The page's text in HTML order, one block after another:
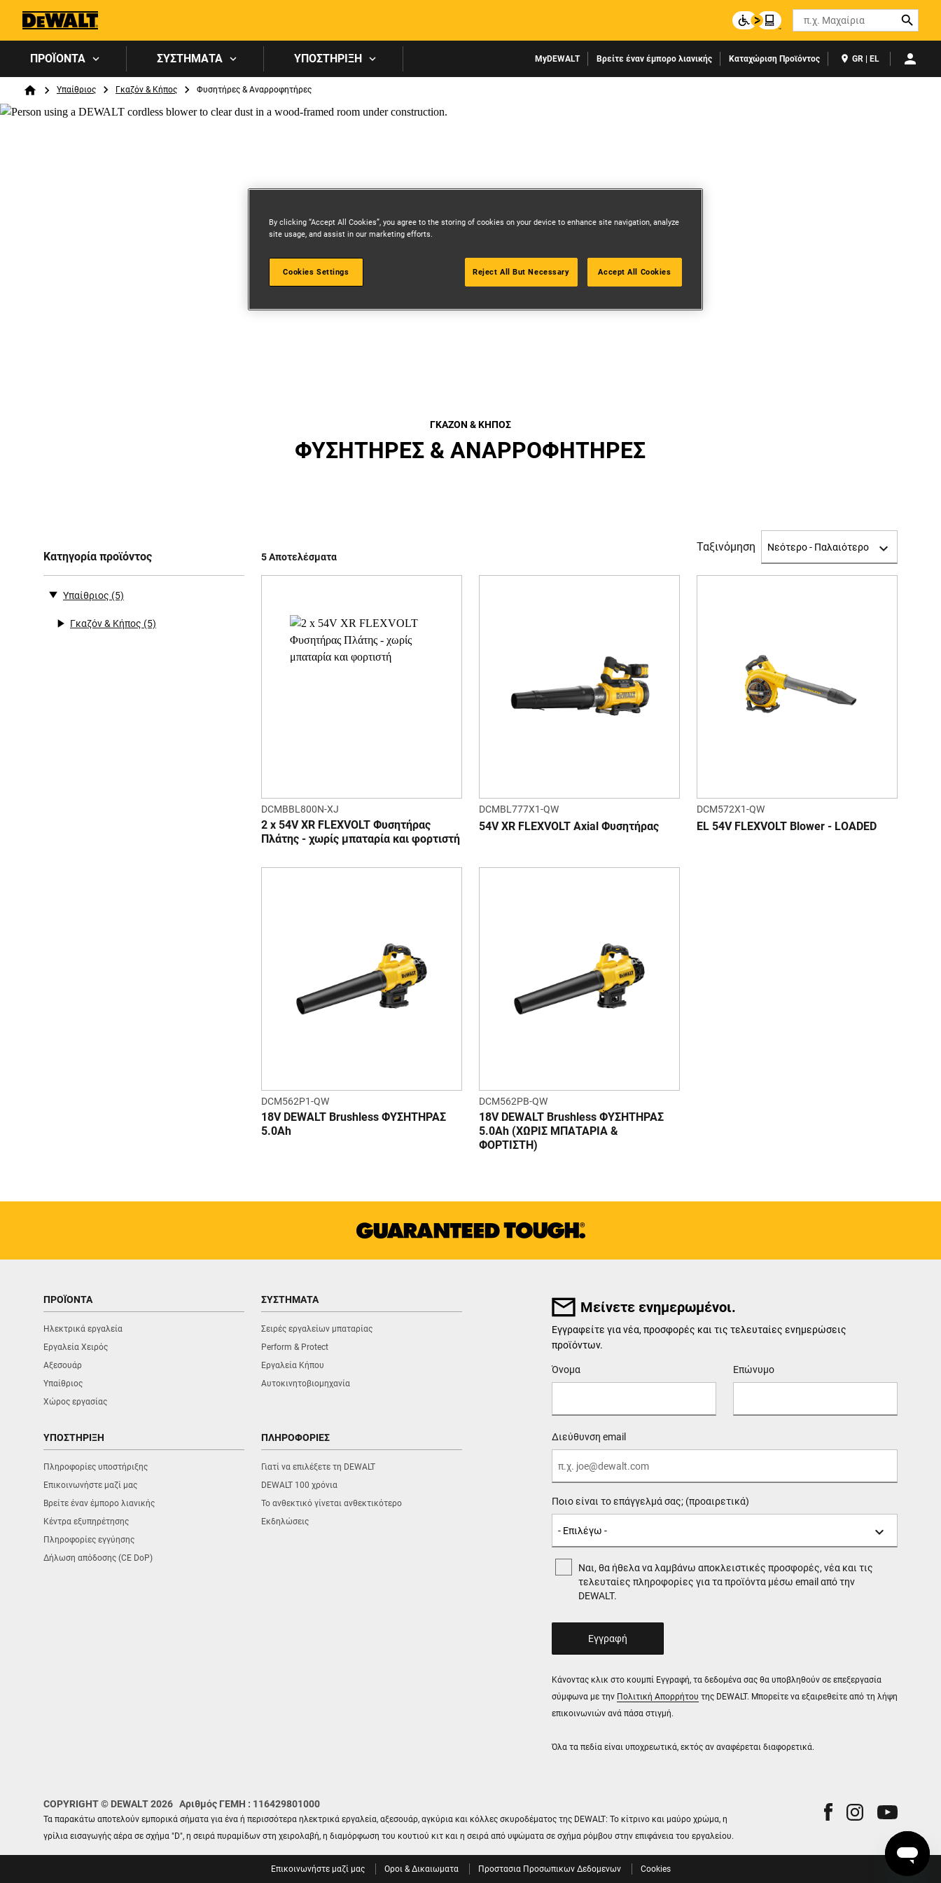
Search
ΠΡΟΪΟΝΤΑ ΣΥΣΤΉΜΑΤΑ ΥΠΟΣΤΉΡΙΞΗ MyDEWALT Βρείτε έναν έμπορο λιανικής Καταχώριση Προϊόντος GR | EL
Breadcrumb
HomeΥπαίθριος Γκαζόν & Κήπος Φυσητήρες & Αναρροφητήρες
ΓΚΑΖΌΝ & ΚΉΠΟΣ
ΦΥΣΗΤΉΡΕΣ & ΑΝΑΡΡΟΦΗΤΉΡΕΣ
Κατηγορία προϊόντος
Υπαίθριος (5)
Γκαζόν & Κήπος (5)
5 Αποτελέσματα
Ταξινόμηση
DCMBBL800N-XJ
2 x 54V XR FLEXVOLT Φυσητήρας
Πλάτης - χωρίς μπαταρία και φορτιστή
DCMBL777X1-QW
54V XR FLEXVOLT Axial Φυσητήρας
DCM572X1-QW
EL 54V FLEXVOLT Blower - LOADED
DCM562P1-QW
18V DEWALT Brushless ΦΥΣΗΤΗΡΑΣ
5.0Ah
DCM562PB-QW
18V DEWALT Brushless ΦΥΣΗΤΗΡΑΣ
5.0Ah (ΧΩΡΙΣ ΜΠΑΤΑΡΙΑ &
ΦΟΡΤΙΣΤΗ)
ΠΡΟΪΟΝΤΑ
Ηλεκτρικά εργαλεία
Εργαλεία Χειρός
Αξεσουάρ
Υπαίθριος
Χώρος εργασίας
ΣΥΣΤΗΜΑΤΑ
Σειρές εργαλείων μπαταρίας
Perform & Protect
Εργαλεία Κήπου
Αυτοκινητοβιομηχανία
ΥΠΟΣΤΗΡΙΞΗ
Πληροφορίες υποστήριξης
Επικοινωνήστε μαζί μας
Βρείτε έναν έμπορο λιανικής
Κέντρα εξυπηρέτησης
Πληροφορίες εγγύησης
Δήλωση απόδοσης (CE DoP)
ΠΛΗΡΟΦΟΡΙΕΣ
Γιατί να επιλέξετε τη DEWALT
DEWALT 100 χρόνια
Το ανθεκτικό γίνεται ανθεκτικότερο
Εκδηλώσεις
Μείνετε ενημερωμένοι.
Όλα τα πεδία είναι υποχρεωτικά, εκτός αν αναφέρεται διαφορετικά.
Εγγραφείτε για νέα, προσφορές και τις τελευταίες ενημερώσεις
προϊόντων.
User Details
Όνομα Επώνυμο
Διεύθυνση email
Ποιο είναι το επάγγελμά σας; (προαιρετικά)
Ναι, θα ήθελα να λαμβάνω αποκλειστικές προσφορές, νέα και τις
τελευταίες πληροφορίες για τα προϊόντα μέσω email από την
DEWALT.
Κάνοντας κλικ στο κουμπί Εγγραφή, τα δεδομένα σας θα υποβληθούν σε επεξεργασία
σύμφωνα με την Πολιτική Απορρήτου της DEWALT. Μπορείτε να εξαιρεθείτε από τη λήψη
επικοινωνιών ανά πάσα στιγμή.
COPYRIGHT © DEWALT 2026 Αριθμός ΓΕΜΗ : 116429801000
Τα παρακάτω αποτελούν εμπορικά σήματα για ένα ή περισσότερα ηλεκτρικά εργαλεία, αξεσουάρ, αγκύρια και κόλλες σκυροδέματος της DEWALT: Το κίτρινο και μαύρο χρώμα, η
γρίλια εισαγωγής αέρα σε σχήμα "D", η σειρά πυραμίδων στη χειρολαβή, η διαμόρφωση του κουτιού κιτ και η σειρά από υψώματα σε σχήμα ρόμβου στην επιφάνεια του εργαλείου.
Επικοινωνήστε μαζί μας Οροι & Δικαιωματα Προστασια Προσωπικων Δεδομενων Cookies
By clicking “Accept All Cookies”, you agree to the storing of cookies on your device to enhance site navigation, analyze
site usage, and assist in our marketing efforts.
Cookies Settings Reject All But Necessary Accept All Cookies